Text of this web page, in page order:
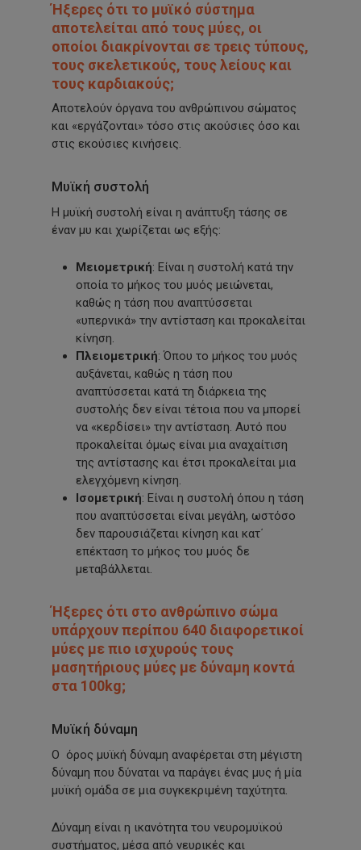
Ήξερες ότι το μυϊκό σύστημα
αποτελείται από τους μύες, οι
οποίοι διακρίνονται σε τρεις τύπους,
τους σκελετικούς, τους λείους και
τους καρδιακούς;
Αποτελούν όργανα του ανθρώπινου σώματος
και «εργάζονται» τόσο στις ακούσιες όσο και
στις εκούσιες κινήσεις.
Μυϊκή συστολή
Η μυϊκή συστολή είναι η ανάπτυξη τάσης σε
έναν μυ και χωρίζεται ως εξής:
Μειομετρική: Είναι η συστολή κατά την
οποία το μήκος του μυός μειώνεται,
καθώς η τάση που αναπτύσσεται
«υπερνικά» την αντίσταση και προκαλείται
κίνηση.
Πλειομετρική: Όπου το μήκος του μυός
αυξάνεται, καθώς η τάση που
αναπτύσσεται κατά τη διάρκεια της
συστολής δεν είναι τέτοια που να μπορεί
να «κερδίσει» την αντίσταση. Αυτό που
προκαλείται όμως είναι μια αναχαίτιση
της αντίστασης και έτσι προκαλείται μια
ελεγχόμενη κίνηση.
Ισομετρική: Είναι η συστολή όπου η τάση
που αναπτύσσεται είναι μεγάλη, ωστόσο
δεν παρουσιάζεται κίνηση και κατ΄
επέκταση το μήκος του μυός δε
μεταβάλλεται.
Ήξερες ότι στο ανθρώπινο σώμα
υπάρχουν περίπου 640 διαφορετικοί
μύες με πιο ισχυρούς τους
μασητήριους μύες με δύναμη κοντά
στα 100kg;
Μυϊκή δύναμη
Ο όρος μυϊκή δύναμη αναφέρεται στη μέγιστη
δύναμη που δύναται να παράγει ένας μυς ή μία
μυϊκή ομάδα σε μια συγκεκριμένη ταχύτητα.
Δύναμη είναι η ικανότητα του νευρομυϊκού
συστήματος, μέσα από νευρικές και